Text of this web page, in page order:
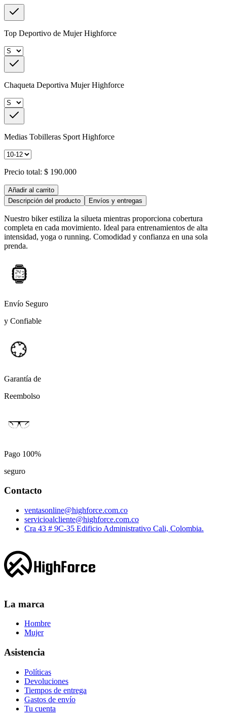
Top Deportivo de Mujer Highforce
Chaqueta Deportiva Mujer Highforce
Medias Tobilleras Sport Highforce
Precio total: $ 190.000
Añadir al carrito
Descripción del producto
Envíos y entregas
Nuestro biker estiliza la silueta mientras proporciona cobertura
completa en cada movimiento. Ideal para entrenamientos de alta
intensidad, yoga o running. Comodidad y confianza en una sola
prenda.
Envío Seguro
y Confiable
Garantía de
Reembolso
Pago 100%
seguro
Contacto
ventasonline@highforce.com.co
servicioalcliente@highforce.com.co
Cra 43 # 9C-35 Edificio Administrativo Cali, Colombia.
La marca
Hombre
Mujer
Asistencia
Políticas
Devoluciones
Tiempos de entrega
Gastos de envío
Tu cuenta